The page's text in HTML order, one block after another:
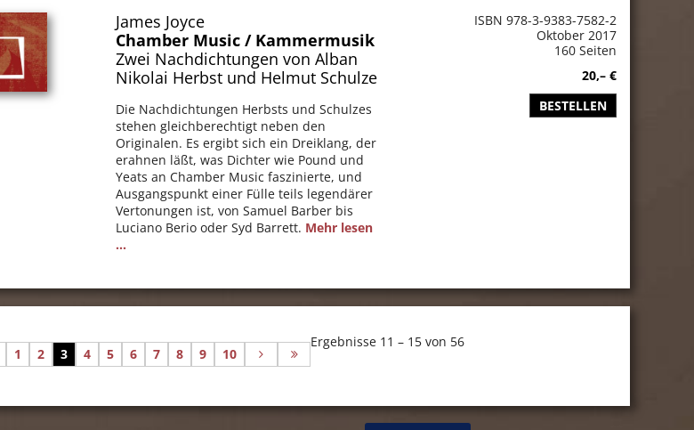
James Joyce
Chamber Music / Kammermusik
Zwei Nachdichtungen von Alban
Nikolai Herbst und Helmut Schulze
Die Nachdichtungen Herbsts und Schulzes
stehen gleichberechtigt neben den
Originalen. Es ergibt sich ein Dreiklang, der
erahnen läßt, was Dichter wie Pound und
Yeats an Chamber Music faszinierte, und
Ausgangspunkt einer Fülle teils legendärer
Vertonungen ist, von Samuel Barber bis
Luciano Berio oder Syd Barrett. Mehr lesen
...
ISBN 978-3-9383-7582-2
Oktober 2017
160 Seiten
20,– €
BESTELLEN
1 2 3 4 5 6 7 8 9 10
Ergebnisse 11 – 15 von 56